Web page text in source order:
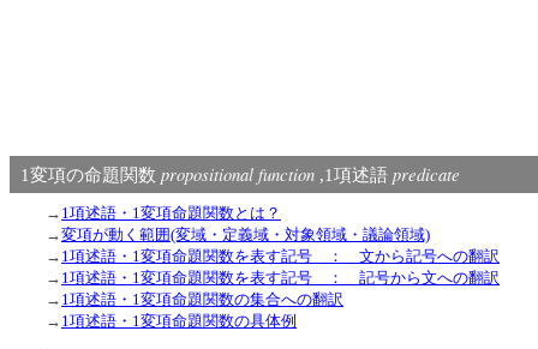
1変項の命題関数propositional function ,1項述語predicate
→ 1項述語・1変項命題関数とは？
→変項が動く範囲(変域・定義域・対象領域・議論領域)
→ 1項述語・1変項命題関数を表す記号 ： 文から記号への翻訳
→ 1項述語・1変項命題関数を表す記号 ： 記号から文への翻訳
→ 1項述語・1変項命題関数の集合への翻訳
→ 1項述語・1変項命題関数の具体例